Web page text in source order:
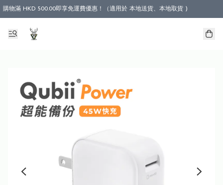
購物滿 HKD 500.00即享免運費優惠！（適用於 本地送貨、本地取貨 )